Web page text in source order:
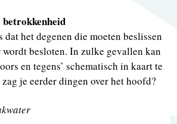
betrokkenheid
dat het degenen die moeten beslissen
besloten. In zulke gevallen kan
en tegens’ schematisch in kaart te
je eerder dingen over het hoofd?